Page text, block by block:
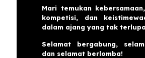
Mari temukan
kompetisi, dan
dalam ajang yang tak
Selamat bergabung,
dan selamat berlomba!